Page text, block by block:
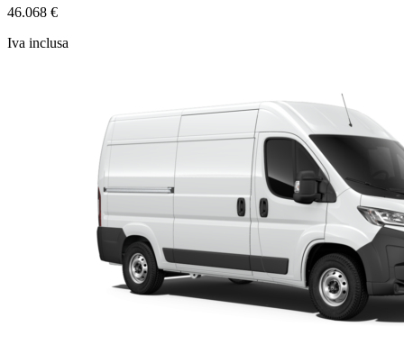
46.068 €
Iva inclusa